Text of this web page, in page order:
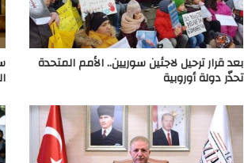
بعد قرار ترحيل لاجئين سوريين.. الأمم المتحدة
تحذّر دولة أوروبية